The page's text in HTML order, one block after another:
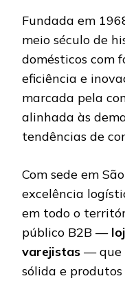
Fundada em
meio século de
domésticos com
eficiência e
marcada pela
alinhada às
tendências de
Com sede em
excelência
em todo o
público B2B —
varejistas — que
sólida e